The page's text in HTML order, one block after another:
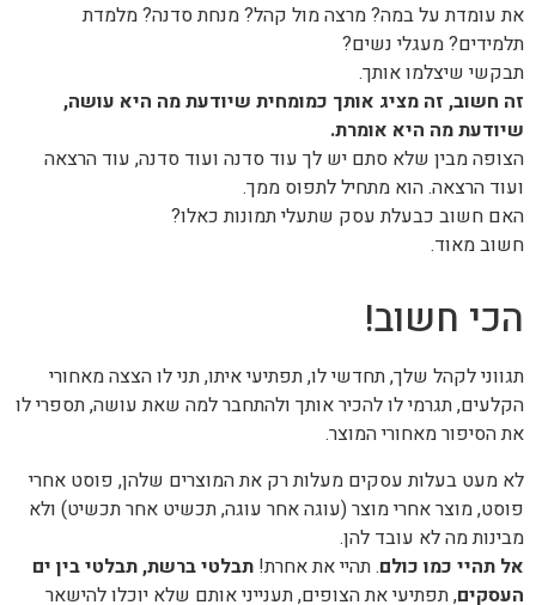
את עומדת על במה? מרצה מול קהל? מנחת סדנה? מלמדת
תלמידים? מעגלי נשים?
תבקשי שיצלמו אותך.
זה חשוב, זה מציג אותך כמומחית שיודעת מה היא עושה,
שיודעת מה היא אומרת.
הצופה מבין שלא סתם יש לך עוד סדנה ועוד סדנה, עוד הרצאה
ועוד הרצאה. הוא מתחיל לתפוס ממך.
האם חשוב כבעלת עסק שתעלי תמונות כאלו?
חשוב מאוד.
הכי חשוב!
תגווני לקהל שלך, תחדשי לו, תפתיעי איתו, תני לו הצצה מאחורי
הקלעים, תגרמי לו להכיר אותך ולהתחבר למה שאת עושה, תספרי לו
את הסיפור מאחורי המוצר.
לא מעט בעלות עסקים מעלות רק את המוצרים שלהן, פוסט אחרי
פוסט, מוצר אחרי מוצר (עוגה אחר עוגה, תכשיט אחר תכשיט) ולא
מבינות מה לא עובד להן.
אל תהיי כמו כולם. תהיי את אחרת! תבלטי ברשת, תבלטי בין ים
העסקים, תפתיעי את הצופים, תענייני אותם שלא יוכלו להישאר